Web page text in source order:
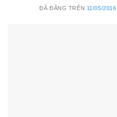
ĐÃ ĐĂNG TRÊN 11/05/2016